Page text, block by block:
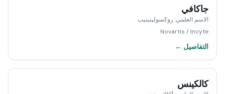
جاكافي
الاسم العلمي: روكسوليتينيب
Novartis / Incyte
التفاصيل ←
كالكينس